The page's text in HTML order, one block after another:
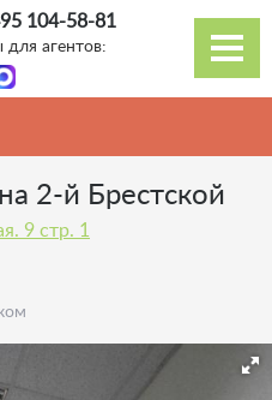
104-58-81
для агентов:
2-й Брестской
9 стр. 1